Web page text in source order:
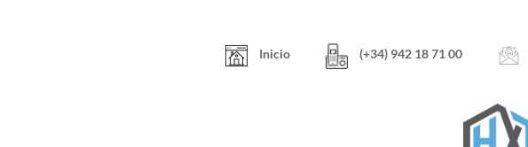
Inicio (+34) 942 18 71 00